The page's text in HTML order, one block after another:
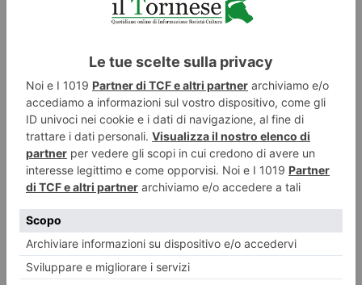
La Fontana dei Dodici Mesi tra mito e storia
Oltre Torino. Storie, miti, leggende del torinese dimenticato Torino e
l’acqua Le storie spesso iniziano là dove